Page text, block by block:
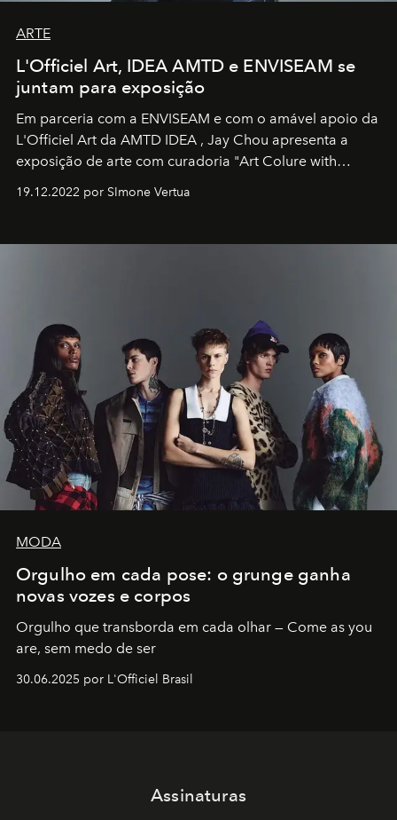
ARTE
L'Officiel Art, IDEA AMTD e ENVISEAM se
juntam para exposição
Em parceria com a ENVISEAM e com o amável apoio da
L'Officiel Art da AMTD IDEA , Jay Chou apresenta a
exposição de arte com curadoria "Art Colure with
19.12.2022 por SImone Vertua
MODA
Orgulho em cada pose: o grunge ganha
novas vozes e corpos
Orgulho que transborda em cada olhar — Come as you
are, sem medo de ser
30.06.2025 por L'Officiel Brasil
Assinaturas